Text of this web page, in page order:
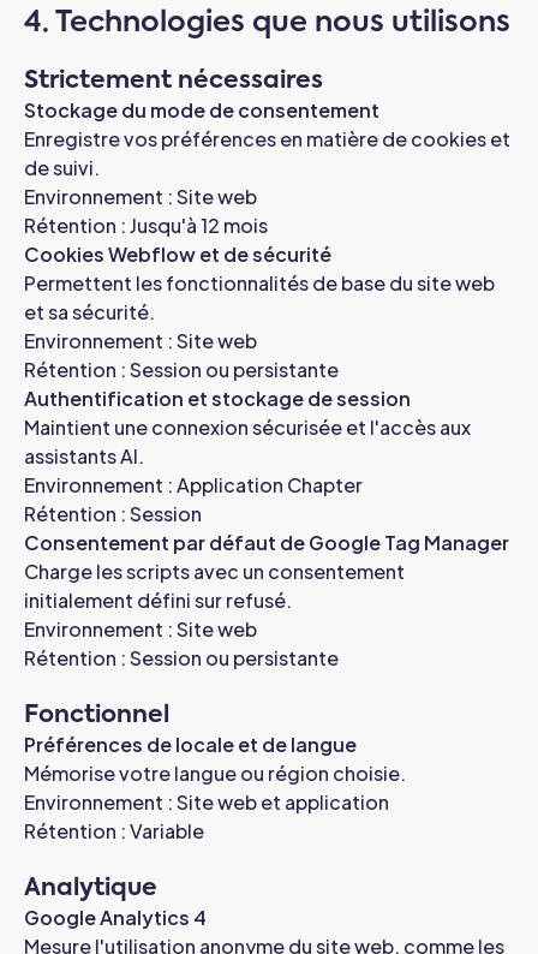
4. Technologies que nous utilisons
Strictement nécessaires
Stockage du mode de consentement
Enregistre vos préférences en matière de cookies et
de suivi.
Environnement : Site web
Rétention : Jusqu'à 12 mois
Cookies Webflow et de sécurité
Permettent les fonctionnalités de base du site web
et sa sécurité.
Environnement : Site web
Rétention : Session ou persistante
Authentification et stockage de session
Maintient une connexion sécurisée et l'accès aux
assistants AI.
Environnement : Application Chapter
Rétention : Session
Consentement par défaut de Google Tag Manager
Charge les scripts avec un consentement
initialement défini sur refusé.
Environnement : Site web
Rétention : Session ou persistante
Fonctionnel
Préférences de locale et de langue
Mémorise votre langue ou région choisie.
Environnement : Site web et application
Rétention : Variable
Analytique
Google Analytics 4
Mesure l'utilisation anonyme du site web, comme les